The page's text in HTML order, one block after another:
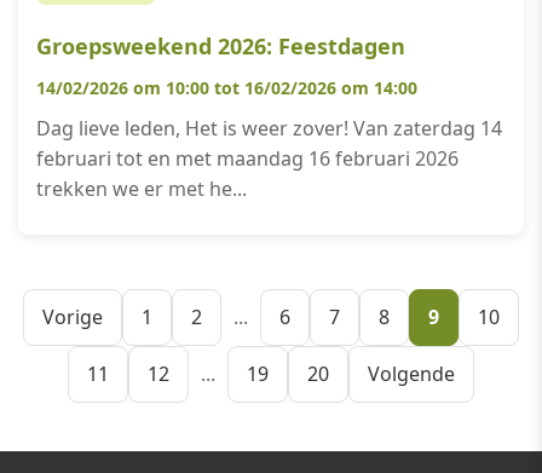
Groepsweekend 2026: Feestdagen
14/02/2026 om 10:00 tot 16/02/2026 om 14:00
Dag lieve leden, Het is weer zover! Van zaterdag 14
februari tot en met maandag 16 februari 2026
trekken we er met he...
Vorige 1 2 ... 6 7 8 9 10
11 12 ... 19 20 Volgende